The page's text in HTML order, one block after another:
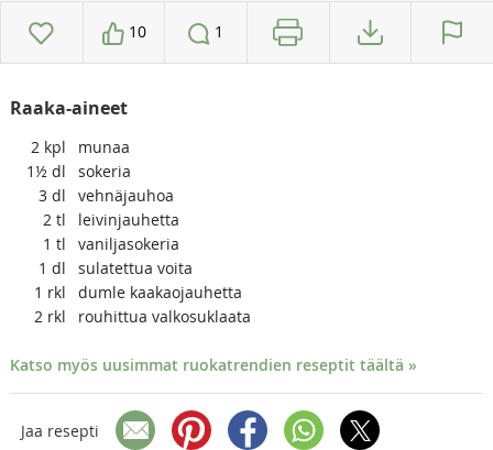
10 1
Raaka-aineet
2 kpl
munaa
1½ dl
sokeria
3 dl
vehnäjauhoa
2 tl
leivinjauhetta
1 tl
vaniljasokeria
1 dl
sulatettua voita
1 rkl
dumle kaakaojauhetta
2 rkl rouhittua valkosuklaata
Katso myös uusimmat ruokatrendien reseptit täältä »
Jaa resepti